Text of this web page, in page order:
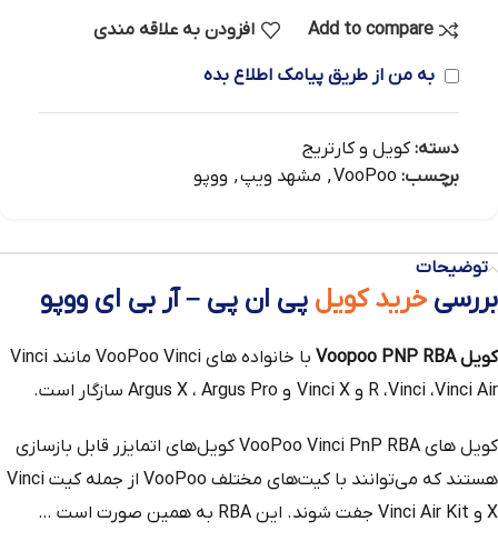
Add to compare
افزودن به علاقه مندی
به من از طریق پیامک اطلاع بده
دسته: کویل و کارتریج
برچسب: VooPoo
, مشهد ویپ, ووپو
توضیحات
بررسی خرید کویل پی ان پی – آر بی ای ووپو
کویل Voopoo PNP RBA
با خانواده های VooPoo Vinci مانند Vinci
R ،Vinci ،Vinci Air و Vinci X و Argus X ، Argus Pro سازگار است.
کویل‌ های VooPoo Vinci PnP RBA کویل‌های اتمایزر قابل بازسازی
هستند که می‌توانند با کیت‌های مختلف VooPoo از جمله کیت Vinci
X و Vinci Air Kit جفت شوند. این RBA به همین صورت است …